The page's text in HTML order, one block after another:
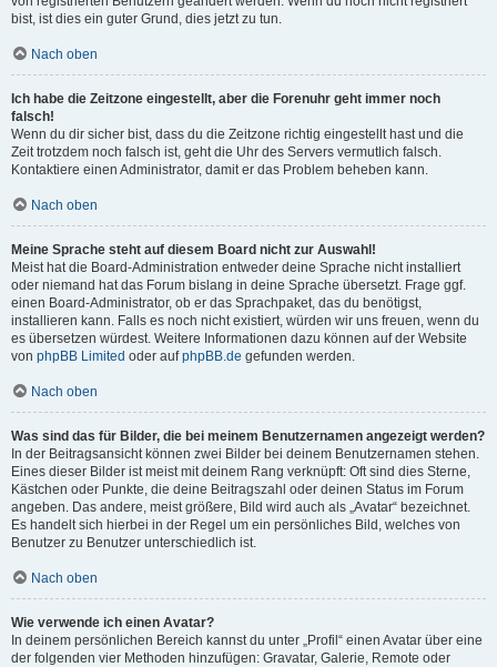
bist, ist dies ein guter Grund, dies jetzt zu tun.
Nach oben
Ich habe die Zeitzone eingestellt, aber die Forenuhr geht immer noch
falsch!
Wenn du dir sicher bist, dass du die Zeitzone richtig eingestellt hast und die
Zeit trotzdem noch falsch ist, geht die Uhr des Servers vermutlich falsch.
Kontaktiere einen Administrator, damit er das Problem beheben kann.
Nach oben
Meine Sprache steht auf diesem Board nicht zur Auswahl!
Meist hat die Board-Administration entweder deine Sprache nicht installiert
oder niemand hat das Forum bislang in deine Sprache übersetzt. Frage ggf.
einen Board-Administrator, ob er das Sprachpaket, das du benötigst,
installieren kann. Falls es noch nicht existiert, würden wir uns freuen, wenn du
es übersetzen würdest. Weitere Informationen dazu können auf der Website
von phpBB Limited oder aufphpBB.de gefunden werden.
Nach oben
Was sind das für Bilder, die bei meinem Benutzernamen angezeigt werden?
In der Beitragsansicht können zwei Bilder bei deinem Benutzernamen stehen.
Eines dieser Bilder ist meist mit deinem Rang verknüpft: Oft sind dies Sterne,
Kästchen oder Punkte, die deine Beitragszahl oder deinen Status im Forum
angeben. Das andere, meist größere, Bild wird auch als „Avatar“ bezeichnet.
Es handelt sich hierbei in der Regel um ein persönliches Bild, welches von
Benutzer zu Benutzer unterschiedlich ist.
Nach oben
Wie verwende ich einen Avatar?
In deinem persönlichen Bereich kannst du unter „Profil“ einen Avatar über eine
der folgenden vier Methoden hinzufügen: Gravatar, Galerie, Remote oder